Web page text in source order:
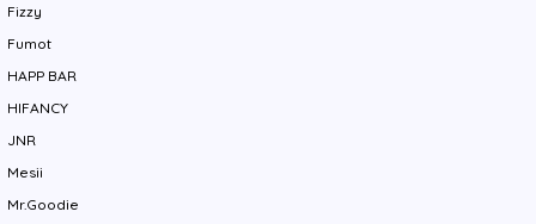
Fizzy
Fumot
HAPP BAR
HIFANCY
JNR
Mesii
Mr.Goodie